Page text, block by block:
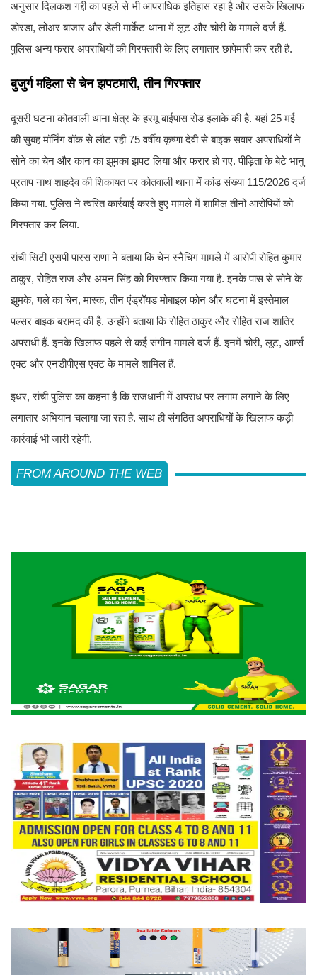
अनुसार दिलकश गद्दी का पहले से भी आपराधिक इतिहास रहा है और उसके खिलाफ
डोरंडा, लोअर बाजार और डेली मार्केट थाना में लूट और चोरी के मामले दर्ज हैं.
पुलिस अन्य फरार अपराधियों की गिरफ्तारी के लिए लगातार छापेमारी कर रही है.
बुजुर्ग महिला से चेन झपटमारी, तीन गिरफ्तार
दूसरी घटना कोतवाली थाना क्षेत्र के हरमू बाईपास रोड इलाके की है. यहां 25 मई
की सुबह मॉर्निंग वॉक से लौट रही 75 वर्षीय कृष्णा देवी से बाइक सवार अपराधियों ने
सोने का चेन और कान का झुमका झपट लिया और फरार हो गए. पीड़िता के बेटे भानु
प्रताप नाथ शाहदेव की शिकायत पर कोतवाली थाना में कांड संख्या 115/2026 दर्ज
किया गया. पुलिस ने त्वरित कार्रवाई करते हुए मामले में शामिल तीनों आरोपियों को
गिरफ्तार कर लिया.
रांची सिटी एसपी पारस राणा ने बताया कि चेन स्नैचिंग मामले में आरोपी रोहित कुमार
ठाकुर, रोहित राज और अमन सिंह को गिरफ्तार किया गया है. इनके पास से सोने के
झुमके, गले का चेन, मास्क, तीन एंड्रॉयड मोबाइल फोन और घटना में इस्तेमाल
पल्सर बाइक बरामद की है. उन्होंने बताया कि रोहित ठाकुर और रोहित राज शातिर
अपराधी हैं. इनके खिलाफ पहले से कई संगीन मामले दर्ज हैं. इनमें चोरी, लूट, आर्म्स
एक्ट और एनडीपीएस एक्ट के मामले शामिल हैं.
इधर, रांची पुलिस का कहना है कि राजधानी में अपराध पर लगाम लगाने के लिए
लगातार अभियान चलाया जा रहा है. साथ ही संगठित अपराधियों के खिलाफ कड़ी
कार्रवाई भी जारी रहेगी.
FROM AROUND THE WEB